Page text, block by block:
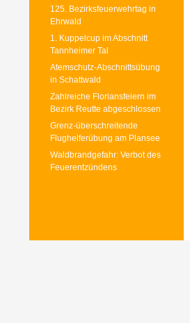
125. Bezirksfeuerwehrtag in
Ehrwald
1. Kuppelcup im Abschnitt
Tannheimer Tal
Atemschutz-Abschnittsübung
in Schattwald
Zahlreiche Floriansfeiern im
Bezirk Reutte abgeschlossen
Grenz-überschreitende
Flughelferübung am Plansee
Waldbrandgefahr: Verbot des
Feuerentzündens